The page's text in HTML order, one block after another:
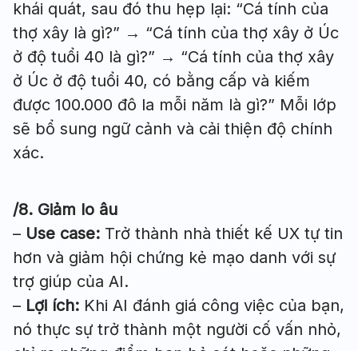
khái quát, sau đó thu hẹp lại: “Cá tính của
thợ xây là gì?” → “Cá tính của thợ xây ở Úc
ở độ tuổi 40 là gì?” → “Cá tính của thợ xây
ở Úc ở độ tuổi 40, có bằng cấp và kiếm
được 100.000 đô la mỗi năm là gì?” Mỗi lớp
sẽ bổ sung ngữ cảnh và cải thiện độ chính
xác.
/8. Giảm lo âu
– Use case: Trở thành nhà thiết kế UX tự tin
hơn và giảm hội chứng kẻ mạo danh với sự
trợ giúp của AI.
– Lợi ích: Khi AI đánh giá công việc của bạn,
nó thực sự trở thành một người cố vấn nhỏ,